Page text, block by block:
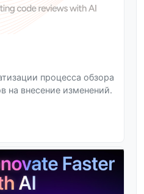
процесса обзора
на внесение изменений.